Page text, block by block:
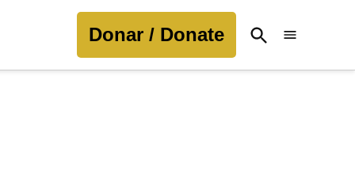
Donar / Donate
Open
Search